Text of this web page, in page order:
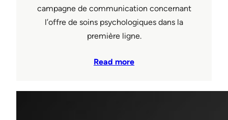
campagne de communication concernant
l’offre de soins psychologiques dans la
première ligne.
Read more